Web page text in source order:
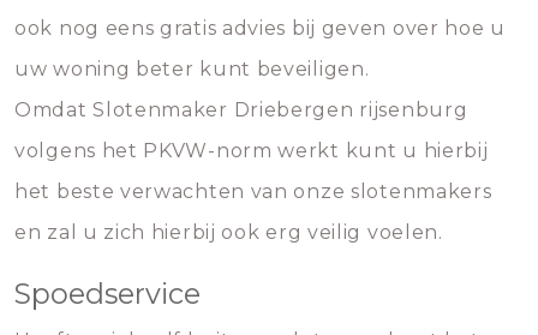
ook nog eens gratis advies bij geven over hoe u
uw woning beter kunt beveiligen.
Omdat Slotenmaker Driebergen rijsenburg
volgens het PKVW-norm werkt kunt u hierbij
het beste verwachten van onze slotenmakers
en zal u zich hierbij ook erg veilig voelen.
Spoedservice